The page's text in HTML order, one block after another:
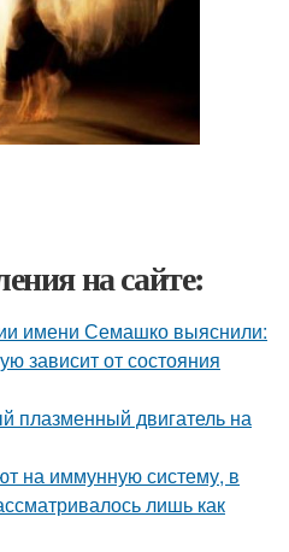
на сайте:
имени Семашко выяснили:
зависит от состояния
плазменный двигатель на
на иммунную систему, в
лишь как